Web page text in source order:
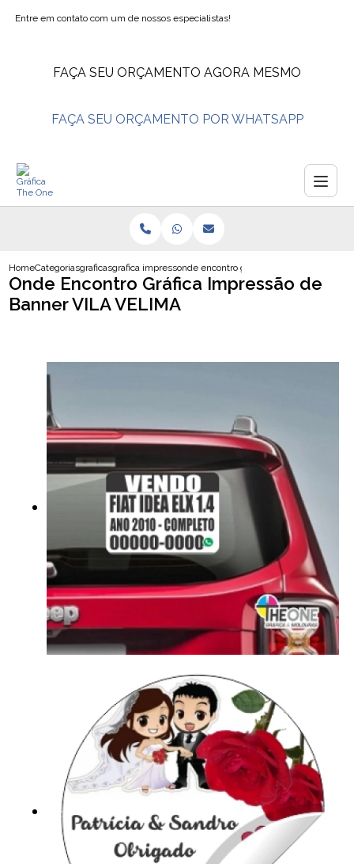
Entre em contato com um de nossos especialistas!
FAÇA SEU ORÇAMENTO AGORA MESMO
FAÇA SEU ORÇAMENTO POR WHATSAPP
HomeCategoriasgraficasgrafica impressaoonde encontro grafica impressao de
Onde Encontro Gráfica Impressão de
Banner VILA VELIMA